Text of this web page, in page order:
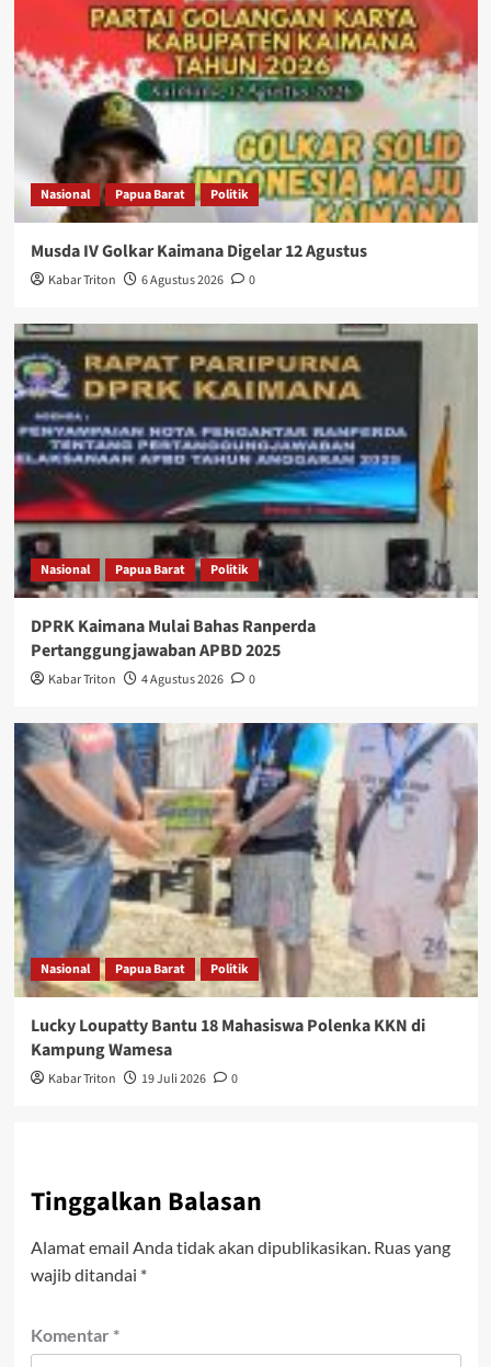
Nasional Papua Barat Politik
Musda IV Golkar Kaimana Digelar 12 Agustus
Kabar Triton 6 Agustus 2026 0
Nasional Papua Barat Politik
DPRK Kaimana Mulai Bahas Ranperda
Pertanggungjawaban APBD 2025
Kabar Triton 4 Agustus 2026 0
Nasional Papua Barat Politik
Lucky Loupatty Bantu 18 Mahasiswa Polenka KKN di
Kampung Wamesa
Kabar Triton 19 Juli 2026 0
Tinggalkan Balasan
Alamat email Anda tidak akan dipublikasikan. Ruas yang
wajib ditandai *
Komentar *